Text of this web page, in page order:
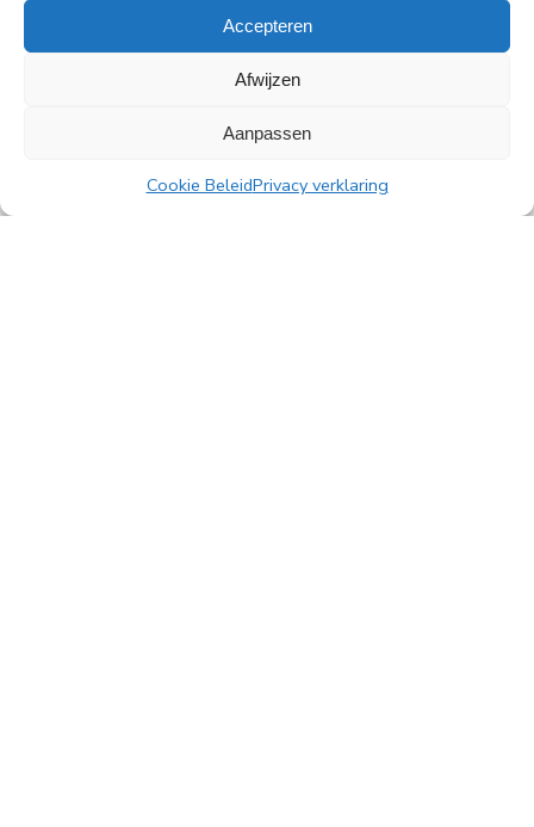
Accepteren
Afwijzen
Aanpassen
Cookie BeleidPrivacy verklaring
iconische gebouw aan het Amstelplein in
Amsterdam.
Lees meer